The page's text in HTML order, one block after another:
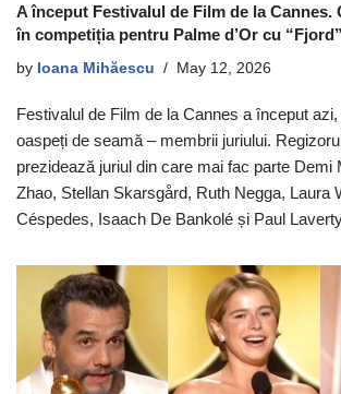
A început Festivalul de Film de la Cannes.
în competiția pentru Palme d’Or cu “Fjord”
by Ioana Mihăescu May 12, 2026
Festivalul de Film de la Cannes a început
oaspeți de seamă – membrii juriului.
prezidează juriul din care mai fac parte Demi
Zhao, Stellan Skarsgård, Ruth Negga, Laura
Céspedes, Isaach De Bankolé și Paul